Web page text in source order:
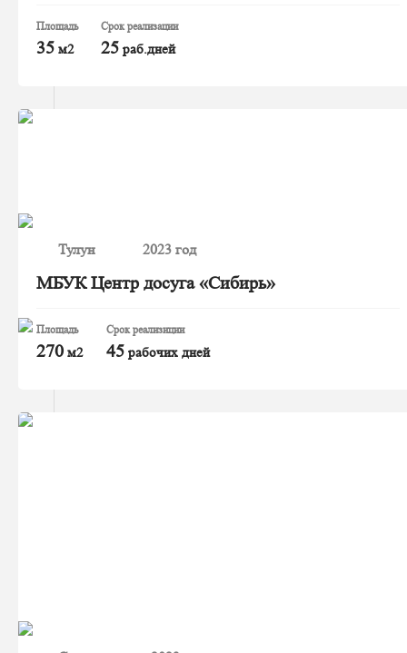
Площадь
35 м2
Срок реализации
25 раб.дней
Тулун 2023 год
МБУК Центр досуга «Сибирь»
Площадь
270 м2
Срок реализиции
45 рабочих дней